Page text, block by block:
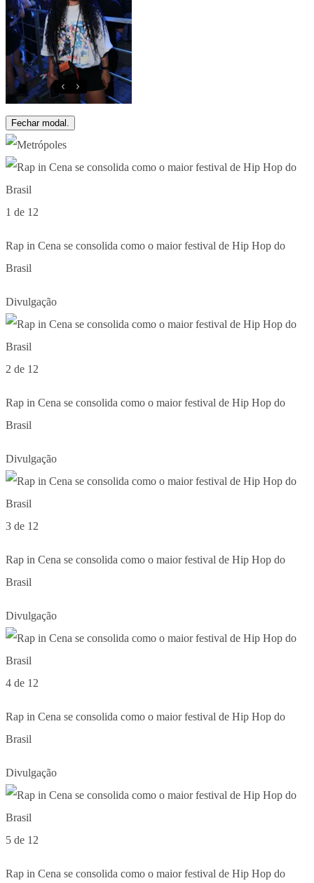
Fechar modal.
1 de 12
Rap in Cena se consolida como o maior festival de Hip Hop do
Brasil
Divulgação
2 de 12
Rap in Cena se consolida como o maior festival de Hip Hop do
Brasil
Divulgação
3 de 12
Rap in Cena se consolida como o maior festival de Hip Hop do
Brasil
Divulgação
4 de 12
Rap in Cena se consolida como o maior festival de Hip Hop do
Brasil
Divulgação
5 de 12
Rap in Cena se consolida como o maior festival de Hip Hop do